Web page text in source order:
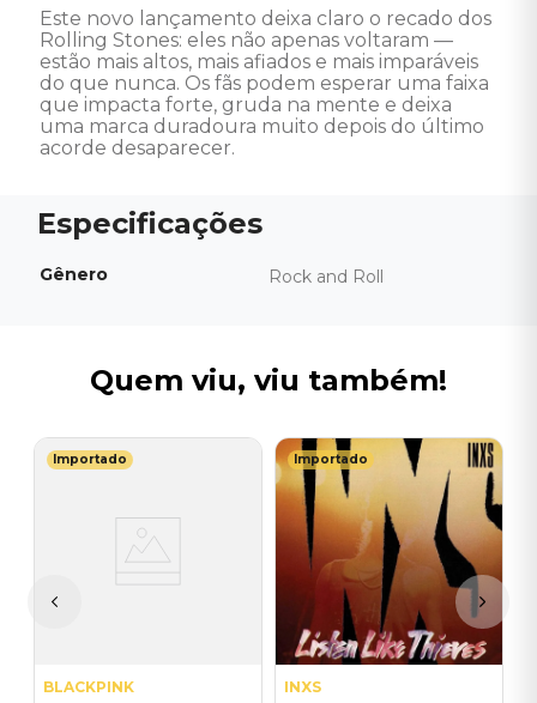
Este novo lançamento deixa claro o recado dos
Rolling Stones: eles não apenas voltaram —
estão mais altos, mais afiados e mais imparáveis
do que nunca. Os fãs podem esperar uma faixa
que impacta forte, gruda na mente e deixa
uma marca duradoura muito depois do último
acorde desaparecer.
Gênero Rock and Roll
Quem viu, viu também!
Importado
BLACKPINK
Importado
INXS